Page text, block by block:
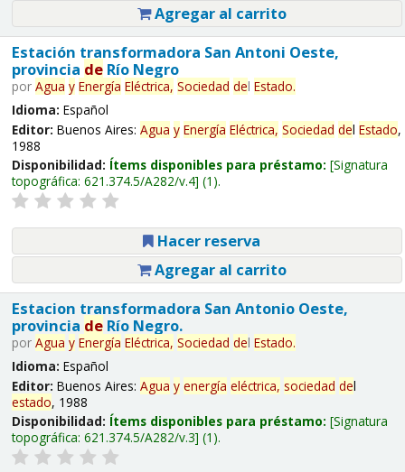
Agregar al carrito
Estación transformadora San Antoni Oeste,
provincia deRío Negro
por Agua y Energía Eléctrica, Sociedad del Estado.
Idioma: Español
Editor: Buenos Aires: Agua y Energía Eléctrica, Sociedad del Estado,
1988
Disponibilidad: Ítems disponibles para préstamo: Signatura
topográfica: 621.374.5/A282/v.4 (1).
Hacer reserva
Agregar al carrito
Estacion transformadora San Antonio Oeste,
provincia deRío Negro.
por Agua y Energía Eléctrica, Sociedad del Estado.
Idioma: Español
Editor: Buenos Aires: Agua y energía eléctrica, sociedad del
estado, 1988
Disponibilidad: Ítems disponibles para préstamo: Signatura
topográfica: 621.374.5/A282/v.3 (1).